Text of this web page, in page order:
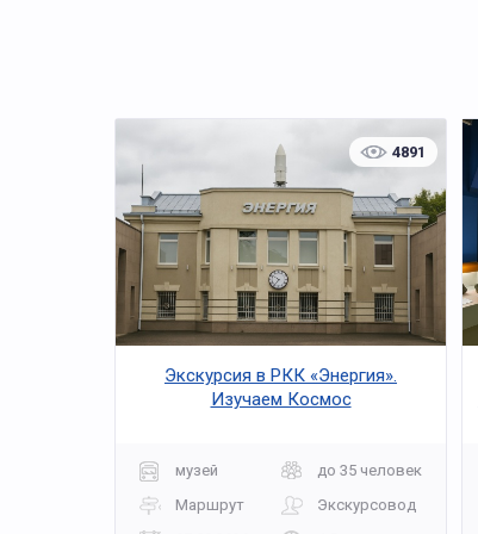
4891
Экскурсия в РКК «Энергия».
Изучаем Космос
музей
до 35 человек
Маршрут
Экскурсовод